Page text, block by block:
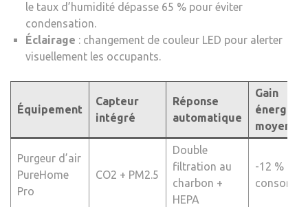
le taux d’humidité dépasse 65 % pour éviter
condensation.
Éclairage : changement de couleur LED pour alerter
visuellement les occupants.
Équipement
Capteur
intégré
Réponse
automatique
Gain
moyen
Purgeur d’air
PureHome
Pro
CO2 + PM2.5
Double
filtration au
charbon +
HEPA
-12 %